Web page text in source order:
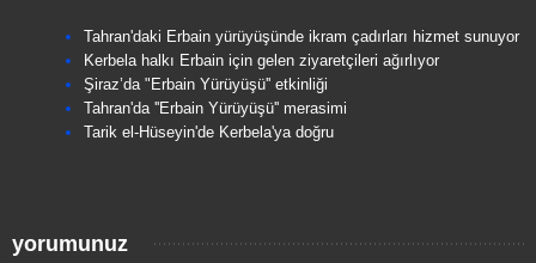
Tahran'daki Erbain yürüyüşünde ikram çadırları hizmet sunuyor
Kerbela halkı Erbain için gelen ziyaretçileri ağırlıyor
Şiraz’da "Erbain Yürüyüşü'' etkinliği
Tahran'da ''Erbain Yürüyüşü'' merasimi
Tarik el-Hüseyin'de Kerbela'ya doğru
yorumunuz